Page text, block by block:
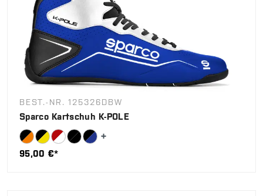
BEST.-NR. 125326DBW
Sparco Kartschuh K-POLE
95,00 €*